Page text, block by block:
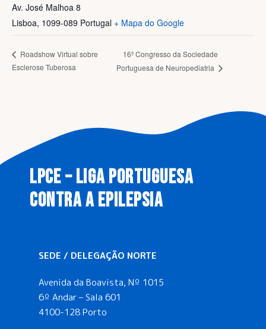
Av. José Malhoa 8
Lisboa, 1099-089 Portugal + Mapa do Google
Roadshow Virtual sobre
Esclerose Tuberosa
16º Congresso da Sociedade
Portuguesa de Neuropediatria
LPCE – LIGA PORTUGUESA
CONTRA A EPILEPSIA
SEDE / DELEGAÇÃO NORTE
Avenida da Boavista, Nº 1015
6º Andar – Sala 601
4100-128 Porto